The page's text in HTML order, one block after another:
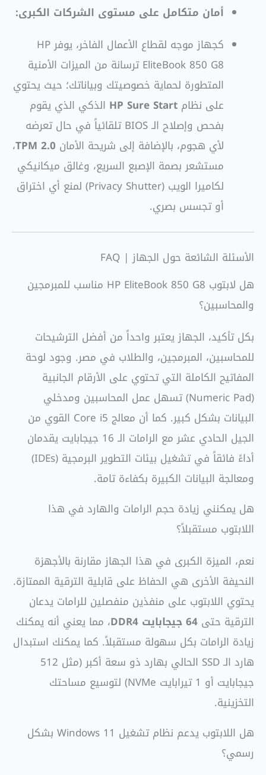
أمان متكامل على مستوى الشركات الكبرى:
كجهاز موجه لقطاع الأعمال الفاخر، يوفر HP
EliteBook 850 G8 ترسانة من الميزات الأمنية
المتطورة لحماية خصوصيتك وبياناتك؛ حيث يحتوي
على نظام HP Sure Start الذكي الذي يقوم
بفحص وإصلاح الـ BIOS تلقائياً في حال تعرضه
لأي هجوم، بالإضافة إلى شريحة الأمان TPM 2.0،
مستشعر بصمة الإصبع السريع، وغالق ميكانيكي
لكاميرا الويب (Privacy Shutter) لمنع أي اختراق
أو تجسس بصري.
الأسئلة الشائعة حول الجهاز | FAQ
هل لابتوب HP EliteBook 850 G8 مناسب للمبرمجين
والمحاسبين؟
بكل تأكيد، الجهاز يعتبر واحداً من أفضل الترشيحات
للمحاسبين، المبرمجين، والطلاب في مصر. وجود لوحة
المفاتيح الكاملة التي تحتوي على الأرقام الجانبية
(Numeric Pad) تسهل عمل المحاسبين ومدخلي
البيانات بشكل كبير. كما أن معالج Core i5 القوي من
الجيل الحادي عشر مع الرامات الـ 16 جيجابايت يقدمان
أداءً فائقاً في تشغيل بيئات التطوير البرمجية (IDEs)
ومعالجة البيانات الكبيرة بكفاءة تامة.
هل يمكنني زيادة حجم الرامات والهارد في هذا
اللابتوب مستقبلاً؟
نعم، الميزة الكبرى في هذا الجهاز مقارنة بالأجهزة
النحيفة الأخرى هي الحفاظ على قابلية الترقية الممتازة.
يحتوي اللابتوب على منفذين منفصلين للرامات يدعان
الترقية حتى 64 جيجابايت DDR4
، مما يعني أنه يمكنك
زيادة الرامات بكل سهولة مستقبلاً. كما يمكنك استبدال
هارد الـ SSD الحالي بهارد ذو سعة أكبر (مثل 512
جيجابايت أو 1 تيرابايت NVMe) لتوسيع مساحتك
التخزينية.
هل اللابتوب يدعم نظام تشغيل Windows 11 بشكل
رسمي؟